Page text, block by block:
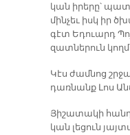
կան ի­րե­րը՝
մին­չեւ իսկ իր
գէտ Ե­դուարդ
զատ­նե­րուն
Կէս ժամ­նոց
դառ­նանք Լոս
Յի­շա­տա­կի
կան լե­ցուն